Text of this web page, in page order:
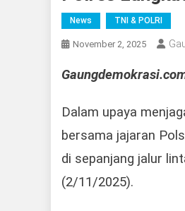
News TNI & POLRI
November 2, 2025
Dalam upaya
bersama jajaran
di sepanjang jalur
(2/11/2025).